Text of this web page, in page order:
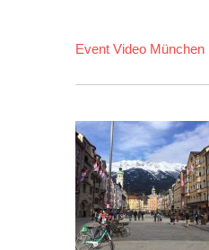
Event Video München